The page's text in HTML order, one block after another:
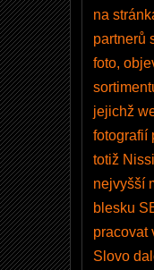
na
partnerů
foto,
jejichž
fotografií
totiž
nejvyšší
blesku
pracovat
Slovo